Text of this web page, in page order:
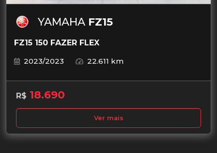
YAMAHA FZ15
FZ15 150 FAZER FLEX
2023/2023
22.611 km
R$ 18.690
Ver mais